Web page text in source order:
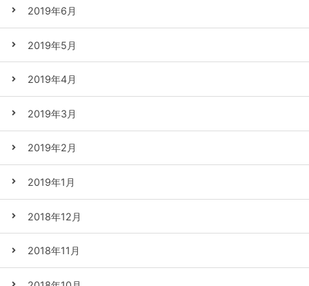
2019年6月
2019年5月
2019年4月
2019年3月
2019年2月
2019年1月
2018年12月
2018年11月